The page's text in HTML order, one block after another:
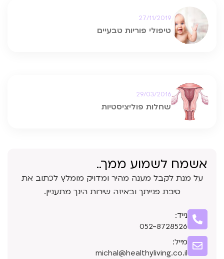
טיפולי פוריות טבעיים
27/11/2019
שחלות פוליציסטיות
29/03/2016
אשמח לשמוע ממך..
על מנת לקבל מענה מהיר ומדויק מומלץ לכתוב את
סיבת פנייתך ובאיזה שירות הינך מתעניין.
נייד:
052-8728526
מייל:
michal@healthyliving.co.il